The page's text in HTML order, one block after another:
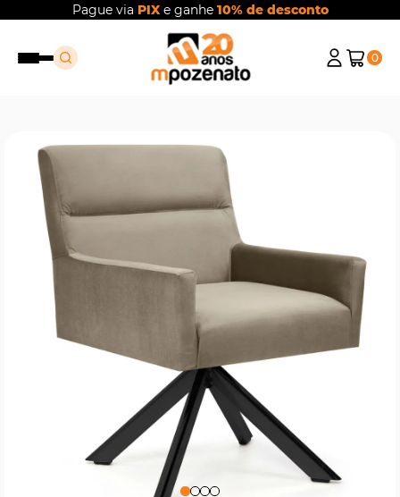
Pague via PIXe ganhe 10% de desconto
0